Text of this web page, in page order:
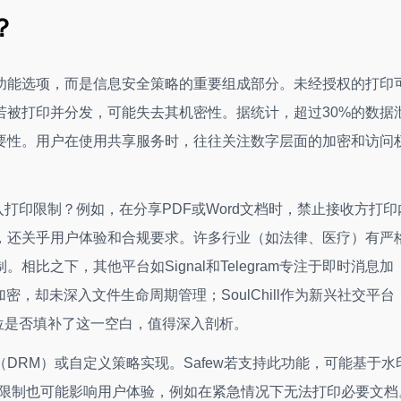
选项，而是信息安全策略的重要组成部分。未经授权的打印
打印并分发，可能失去其机密性。据统计，超过30%的数据
。用户在使用共享服务时，往往关注数字层面的加密和访问
印限制？例如，在分享PDF或Word文档时，禁止接收方打印
关乎用户体验和合规要求。许多行业（如法律、医疗）有严
相比之下，其他平台如Signal和Telegram专注于即时消息加
，却未深入文件生命周期管理；SoulChill作为新兴社交平台
否填补了这一空白，值得深入剖析。
）或自定义策略实现。Safew若支持此功能，可能基于水
也可能影响用户体验，例如在紧急情况下无法打印必要文档